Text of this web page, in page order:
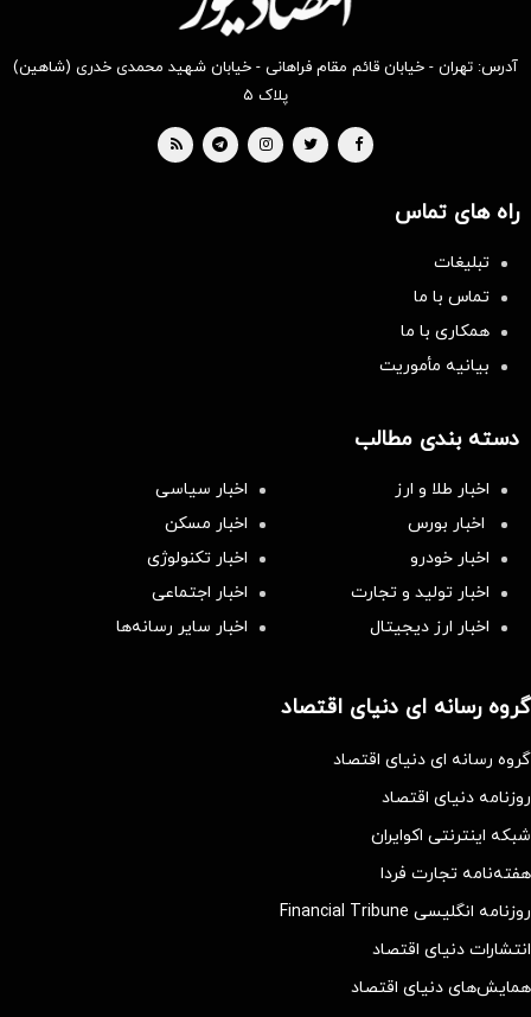
آدرس: تهران - خیابان قائم مقام فراهانی - خیابان شهید محمدی خدری (شاهین)
پلاک ۵
راه های تماس
تبلیغات
تماس با ما
همکاری با ما
بیانیه مأموریت
دسته بندی مطالب
اخبار طلا و ارز
اخبار سیاسی
اخبار بورس
اخبار مسکن
اخبار خودرو
اخبار تکنولوژی
اخبار تولید و تجارت
اخبار اجتماعی
اخبار ارز دیجیتال
اخبار سایر رسانه‌‌ها
گروه رسانه ای دنیای اقتصاد
گروه رسانه ای دنیای اقتصاد
روزنامه دنیای اقتصاد
شبکه اینترنتی اکوایران
هفته‌نامه تجارت فردا
روزنامه انگلیسی Financial Tribune
انتشارات دنیای اقتصاد
همایش‌های دنیای اقتصاد